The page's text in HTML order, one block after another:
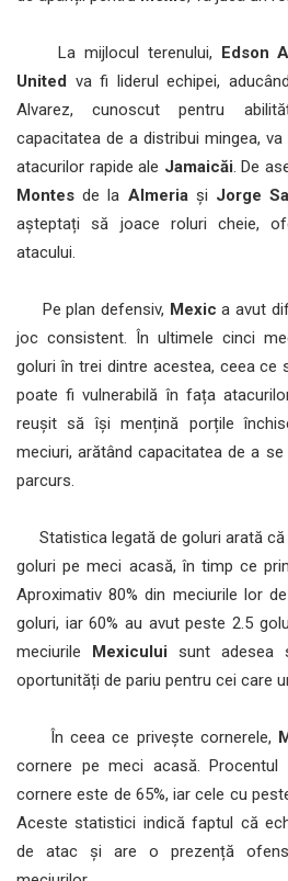
La mijlocul terenului, Edson
United va fi liderul echipei,
Alvarez, cunoscut pentru
capacitatea de a distribui mingea,
atacurilor rapide ale Jamaicăi. De
Montes de la Almeriași Jorge
așteptați să joace roluri cheie,
atacului.
Pe plan defensiv, Mexic a avut
joc consistent. În ultimele cinci
goluri în trei dintre acestea, ceea ce
poate fi vulnerabilă în fața
reușit să își mențină porțile
meciuri, arătând capacitatea de a
parcurs.
Statistica legată de goluri arată că
goluri pe meci acasă, în timp ce
Aproximativ 80% din meciurile lor
goluri, iar 60% au avut peste 2.5
meciurile
Mexicului sunt adesea
oportunități de pariu pentru cei care
În ceea ce privește cornerele,
cornere pe meci acasă.
cornere este de 65%, iar cele cu
Aceste statistici indică faptul că
de atac și are o prezență